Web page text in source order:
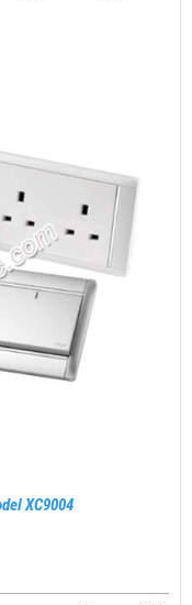
XC9004